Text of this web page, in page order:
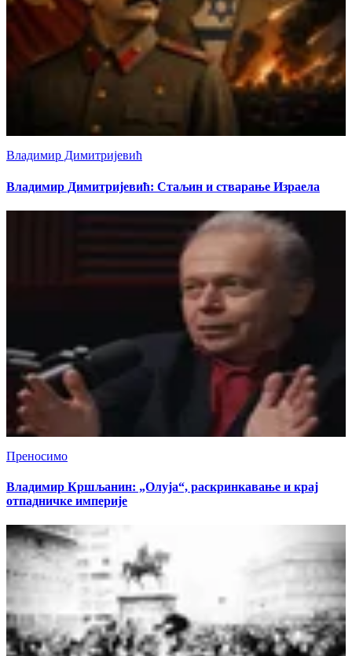
Владимир Димитријевић
Владимир Димитријевић: Стаљин и стварање Израела
Преносимо
Владимир Кршљанин: „Олуја“, раскринкавање и крај
отпадничке империје